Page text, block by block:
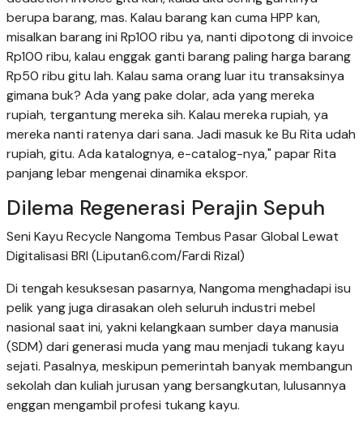
berupa barang, mas. Kalau barang kan cuma HPP kan,
misalkan barang ini Rp100 ribu ya, nanti dipotong di invoice
Rp100 ribu, kalau enggak ganti barang paling harga barang
Rp50 ribu gitu lah. Kalau sama orang luar itu transaksinya
gimana buk? Ada yang pake dolar, ada yang mereka
rupiah, tergantung mereka sih. Kalau mereka rupiah, ya
mereka nanti ratenya dari sana. Jadi masuk ke Bu Rita udah
rupiah, gitu. Ada katalognya, e-catalog-nya," papar Rita
panjang lebar mengenai dinamika ekspor.
Dilema Regenerasi Perajin Sepuh
Seni Kayu Recycle Nangoma Tembus Pasar Global Lewat
Digitalisasi BRI (Liputan6.com/Fardi Rizal)
Di tengah kesuksesan pasarnya, Nangoma menghadapi isu
pelik yang juga dirasakan oleh seluruh industri mebel
nasional saat ini, yakni kelangkaan sumber daya manusia
(SDM) dari generasi muda yang mau menjadi tukang kayu
sejati. Pasalnya, meskipun pemerintah banyak membangun
sekolah dan kuliah jurusan yang bersangkutan, lulusannya
enggan mengambil profesi tukang kayu.